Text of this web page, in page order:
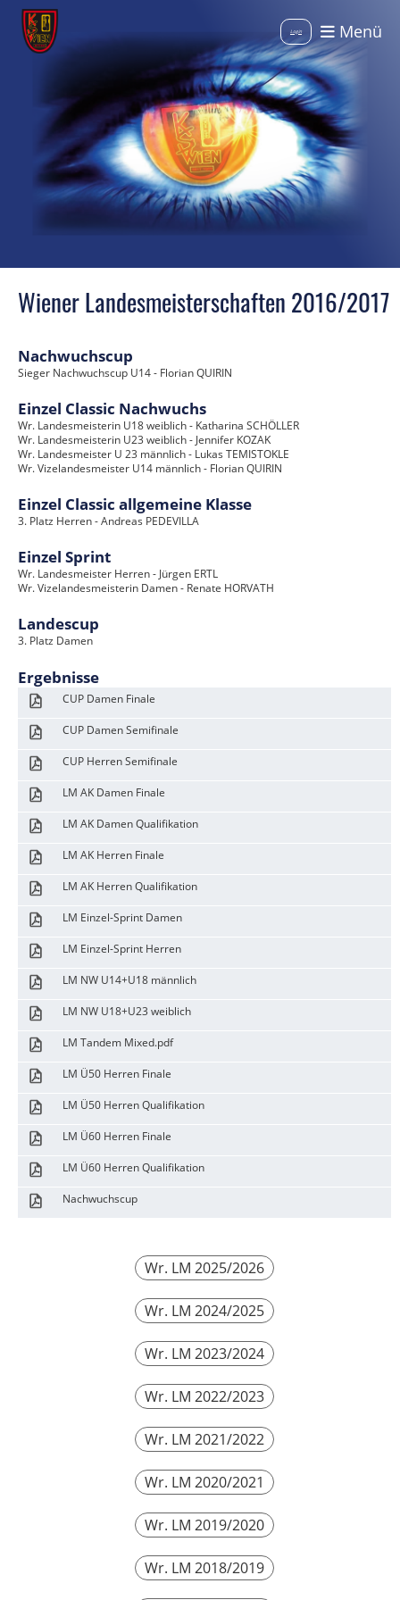
Login Menü
Wiener Landesmeisterschaften 2016/2017
Nachwuchscup
Sieger Nachwuchscup U14 - Florian QUIRIN
Einzel Classic Nachwuchs
Wr. Landesmeisterin U18 weiblich - Katharina SCHÖLLER
Wr. Landesmeisterin U23 weiblich - Jennifer KOZAK
Wr. Landesmeister U 23 männlich - Lukas TEMISTOKLE
Wr. Vizelandesmeister U14 männlich - Florian QUIRIN
Einzel Classic allgemeine Klasse
3. Platz Herren - Andreas PEDEVILLA
Einzel Sprint
Wr. Landesmeister Herren - Jürgen ERTL
Wr. Vizelandesmeisterin Damen - Renate HORVATH
Landescup
3. Platz Damen
Ergebnisse
CUP Damen Finale
CUP Damen Semifinale
CUP Herren Semifinale
LM AK Damen Finale
LM AK Damen Qualifikation
LM AK Herren Finale
LM AK Herren Qualifikation
LM Einzel-Sprint Damen
LM Einzel-Sprint Herren
LM NW U14+U18 männlich
LM NW U18+U23 weiblich
LM Tandem Mixed.pdf
LM Ü50 Herren Finale
LM Ü50 Herren Qualifikation
LM Ü60 Herren Finale
LM Ü60 Herren Qualifikation
Nachwuchscup
Wr. LM 2025/2026
Wr. LM 2024/2025
Wr. LM 2023/2024
Wr. LM 2022/2023
Wr. LM 2021/2022
Wr. LM 2020/2021
Wr. LM 2019/2020
Wr. LM 2018/2019